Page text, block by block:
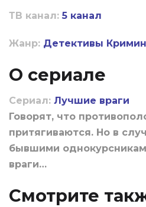
ТВ канал: 5 канал
Жанр: Детективы
О сериале
Сериал: Лучшие враги
Говорят, что
притягиваются. Но в
бывшими
враги…
Смотрите